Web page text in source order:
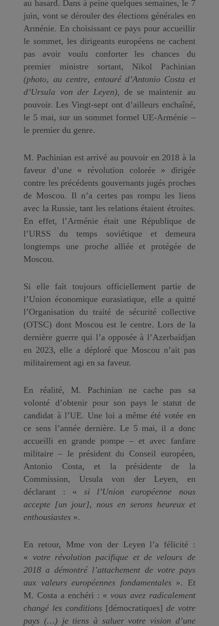
au hasard. Dans à peine quelques semaines, le 7
juin, vont se dérouler des élections générales en
Arménie. En choisissant ce pays pour accueillir
le sommet, les dirigeants européens ne cachent
pas avoir voulu conforter les chances du
premier ministre sortant, Nikol Pachinian
(photo, au centre, entouré d’Antonio Costa et
d’Ursula von der Leyen), de se maintenir au
pouvoir. Les Vingt-sept ont d’ailleurs enchaîné,
le 5 mai, sur un sommet formel UE-Arménie –
le premier du genre.
M. Pachinian est arrivé au pouvoir en 2018 à la
faveur d’une « révolution colorée » dirigée
contre les précédents gouvernants jugés proches
de Moscou. Il n’a certes pas rompu les liens
avec la Russie, tant les relations étaient étroites.
En effet, l’Arménie était une République de
l’URSS du temps soviétique et demeura
longtemps une proche alliée et protégée de
Moscou.
Si elle fait toujours officiellement partie de
l’Union économique eurasiatique, elle a quitté
l’Organisation du traité de sécurité collective
(OTSC) dont Moscou est le centre. Lors de la
dernière guerre qui l’a opposée à l’Azerbaïdjan
en 2023, elle a déploré que Moscou n’ait pas
militairement agi en sa faveur.
En réalité, M. Pachinian ne cache pas sa
volonté d’obtenir pour son pays le statut de
candidat à l’UE. Une loi a même été votée en
ce sens l’année dernière. Le 5 mai, il a donc
accueilli en grande pompe – et avec fanfare
militaire – le président du Conseil européen,
Antonio Costa, et la présidente de la
Commission, Ursula von der Leyen, en
déclarant : « si l’Union européenne nous
accepte [un jour], nous en serons heureux et
enthousiastes ».
En retour, Mme von der Leyen l’a félicité :
« votre révolution pacifique et de velours de
2018 a démontré l’attachement de votre pays
aux valeurs européennes fondamentales». Et
M. Costa a enchéri : «vous avez radicalement
changé les conditions [démocratiques] de votre
pays (…) je tiens à saluer votre vision d’une